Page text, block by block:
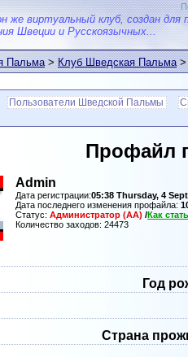
же виртуальный клуб, создан для
Швеции и Русскоязычных...
Пальма>Клуб Шведская Пальма>
Пользователи Шведской Пальмы
Профайл
Admin
Дата регистрации:05:38 Thursday, 4
Дата последнего изменения профайла:
Статус: Администратор (АА) /Как
Количество заходов: 24473
Год
Страна